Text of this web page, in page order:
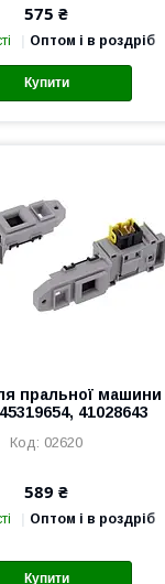
575 ₴
Оптом і в роздріб
Купити
пральної машини
41028643
02620
589 ₴
Оптом і в роздріб
Купити